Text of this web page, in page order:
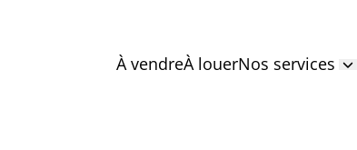
À vendreÀ louerNos services